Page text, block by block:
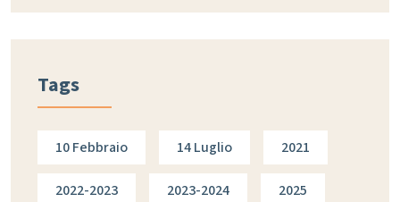
Tags
10 Febbraio 14 Luglio 2021
2022-2023 2023-2024 2025